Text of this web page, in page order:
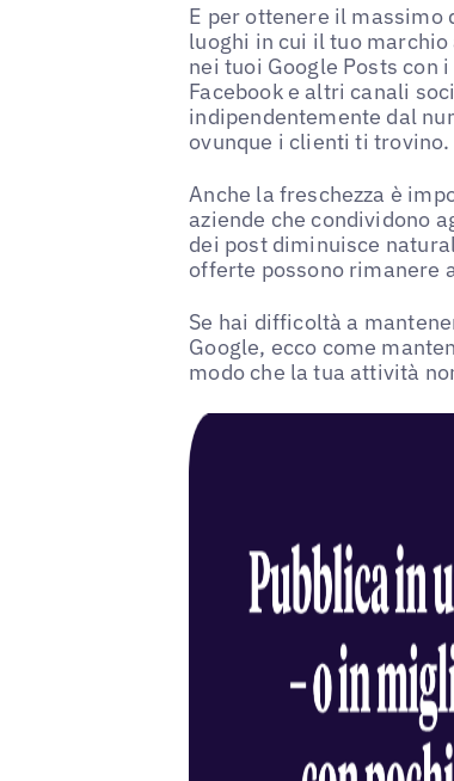
E per ottenere il massimo
luoghi in cui il tuo
nei tuoi Google Posts con
Facebook e altri canali
indipendentemente dal
ovunque i clienti ti trovino.
Anche la freschezza è
aziende che condividono
dei post diminuisce
offerte possono rimanere
Se hai difficoltà a
Google, ecco come
modo che la tua attività